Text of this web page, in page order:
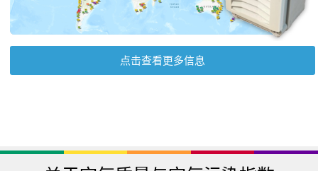
点击查看更多信息